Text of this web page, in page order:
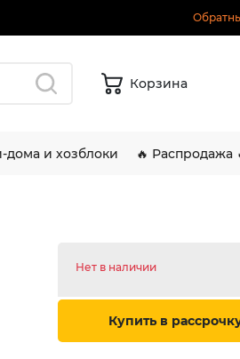
Корзина
и хозблоки 🔥 Распродажа
Нет в наличии
Купить в